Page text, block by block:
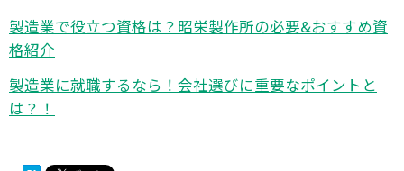
製造業で役立つ資格は？昭栄製作所の必要&おすすめ資
格紹介
製造業に就職するなら！会社選びに重要なポイントと
は？！